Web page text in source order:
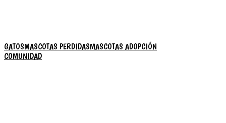
GATOSMASCOTAS PERDIDASMASCOTAS ADOPCIÓN
COMUNIDAD